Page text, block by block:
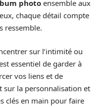
photo ensemble aux
chaque détail compte
ressemble.
sur l’intimité ou
essentiel de garder à
vos liens et de
sur la personnalisation et
clés en main pour faire